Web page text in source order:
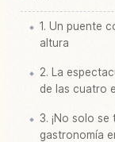
1. Un puente
altura
2. La
de las cuatro
3. ¡No solo
gastronomía